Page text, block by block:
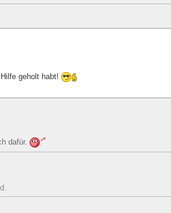
Hilfe geholt habt!
dafür.